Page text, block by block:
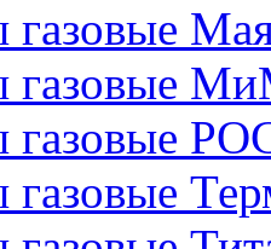
газовые
газовые
газовые
газовые